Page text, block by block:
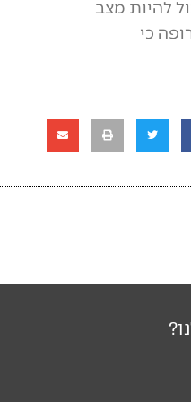
להיות מצב
כי